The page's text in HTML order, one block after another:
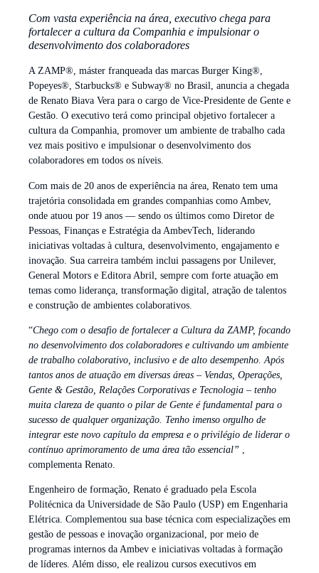
Com vasta experiência na área, executivo chega para
fortalecer a cultura da Companhia e impulsionar o
desenvolvimento dos colaboradores
A ZAMP®, máster franqueada das marcas Burger King®,
Popeyes®, Starbucks® e Subway® no Brasil, anuncia a chegada
de Renato Biava Vera para o cargo de Vice-Presidente de Gente e
Gestão. O executivo terá como principal objetivo fortalecer a
cultura da Companhia, promover um ambiente de trabalho cada
vez mais positivo e impulsionar o desenvolvimento dos
colaboradores em todos os níveis.
Com mais de 20 anos de experiência na área, Renato tem uma
trajetória consolidada em grandes companhias como Ambev,
onde atuou por 19 anos — sendo os últimos como Diretor de
Pessoas, Finanças e Estratégia da AmbevTech, liderando
iniciativas voltadas à cultura, desenvolvimento, engajamento e
inovação. Sua carreira também inclui passagens por Unilever,
General Motors e Editora Abril, sempre com forte atuação em
temas como liderança, transformação digital, atração de talentos
e construção de ambientes colaborativos.
“Chego com o desafio de fortalecer a Cultura da ZAMP, focando
no desenvolvimento dos colaboradores e cultivando um ambiente
de trabalho colaborativo, inclusivo e de alto desempenho. Após
tantos anos de atuação em diversas áreas – Vendas, Operações,
Gente & Gestão, Relações Corporativas e Tecnologia – tenho
muita clareza de quanto o pilar de Gente é fundamental para o
sucesso de qualquer organização. Tenho imenso orgulho de
integrar este novo capítulo da empresa e o privilégio de liderar o
contínuo aprimoramento de uma área tão essencial”
complementa Renato.
Engenheiro de formação, Renato é graduado pela Escola
Politécnica da Universidade de São Paulo (USP) em Engenharia
Elétrica. Complementou sua base técnica com especializações em
gestão de pessoas e inovação organizacional, por meio de
programas internos da Ambev e iniciativas voltadas à formação
de líderes. Além disso, ele realizou cursos executivos em